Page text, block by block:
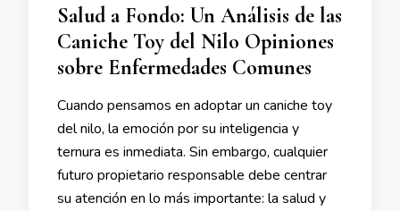
Salud a Fondo: Un Análisis de las
Caniche Toy del Nilo Opiniones
sobre Enfermedades Comunes
Cuando pensamos en adoptar un caniche toy
del nilo, la emoción por su inteligencia y
ternura es inmediata. Sin embargo, cualquier
futuro propietario responsable debe centrar
su atención en lo más importante: la salud y